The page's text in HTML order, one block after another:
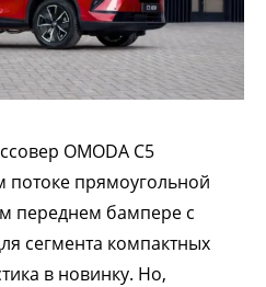
OMODA С5
потоке прямоугольной
переднем бампере с
сегмента компактных
в новинку. Но,